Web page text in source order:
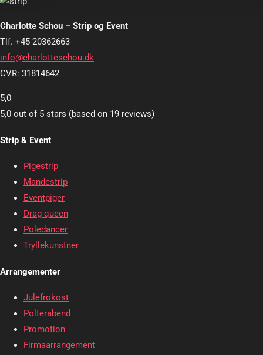
Charlotte Schou – Strip og Event
Tlf. +45 20362663
info@charlotteschou.dk
CVR: 31814642
5,0
5,0 out of 5 stars (based on 19 reviews)
Strip & Event
Pigestrip
Mandestrip
Eventpiger
Drag queen
Poledancer
Tryllekunstner
Arrangementer
Julefrokost
Polterabend
Promotion
Firmaarrangement